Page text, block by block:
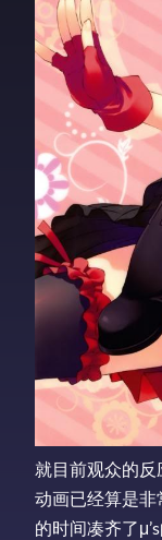
就目前观众的反
动画已经算是
的时间凑齐了